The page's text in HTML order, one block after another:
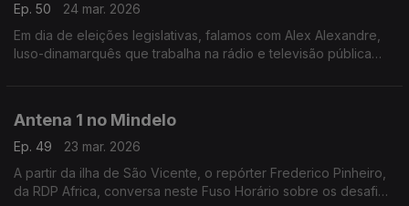
Ep. 50
24 mar. 2026
Em dia de eleições legislativas, falamos com Alex Alexandre,
luso-dinamarquês que trabalha na rádio e televisão pública
Antena 1 no Mindelo
Ep. 49
23 mar. 2026
A partir da ilha de São Vicente, o repórter Frederico Pinheiro,
da RDP Africa, conversa neste Fuso Horário sobre os desafios